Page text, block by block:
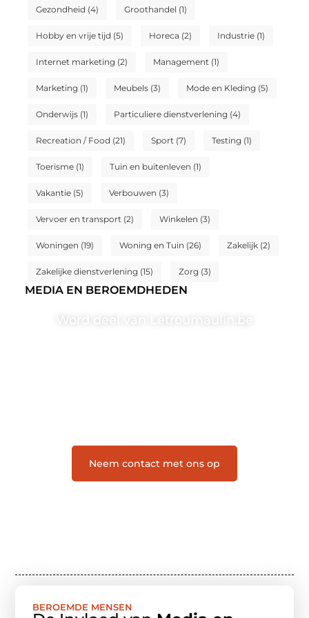
Gezondheid (4) Groothandel (1)
Hobby en vrije tijd (5) Horeca (2) Industrie(1)
Internet marketing (2) Management (1)
Marketing (1) Meubels(3) Mode en Kleding (5)
Onderwijs(1) Particuliere dienstverlening (4)
Recreation / Food (21) Sport (7) Testing (1)
Toerisme(1) Tuin en buitenleven (1)
Vakantie(5) Verbouwen (3)
Vervoer en transport (2) Winkelen (3)
Woningen (19) Woning en Tuin (26) Zakelijk(2)
Zakelijke dienstverlening (15) Zorg (3)
MEDIA EN BEROEMDHEDEN
Neem contact met ons op
BEROEMDE MENSEN